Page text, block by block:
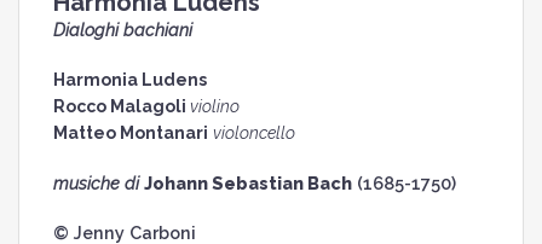
Dialoghi bachiani
Harmonia Ludens
Rocco Malagoli violino
Matteo Montanari violoncello
musiche diJohann Sebastian Bach(1685-1750)
© Jenny Carboni